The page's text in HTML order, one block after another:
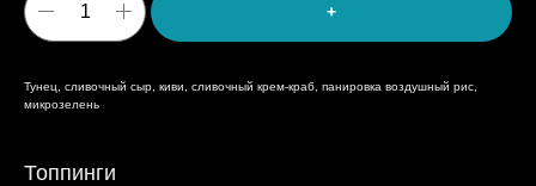
+
Тунец, сливочный сыр, киви, сливочный крем-краб, панировка воздушный рис,
микрозелень
Топпинги